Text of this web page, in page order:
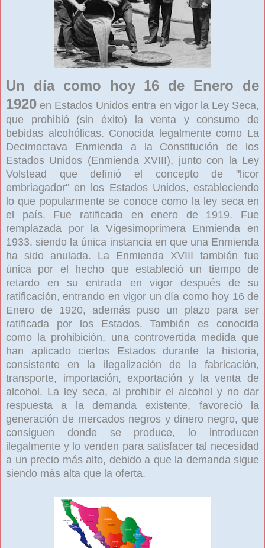
Un día como hoy 16 de Enero de
1920 en Estados Unidos entra en vigor la Ley Seca,
que prohibió (sin éxito) la venta y consumo de
bebidas alcohólicas. Conocida legalmente como La
Decimoctava Enmienda a la Constitución de los
Estados Unidos (Enmienda XVIII), junto con la Ley
Volstead que definió el concepto de "licor
embriagador" en los Estados Unidos, estableciendo
lo que popularmente se conoce como la ley seca en
el país. Fue ratificada en enero de 1919. Fue
remplazada por la Vigesimoprimera Enmienda en
1933, siendo la única instancia en que una Enmienda
ha sido anulada. La Enmienda XVIII también fue
única por el hecho que estableció un tiempo de
retardo en su entrada en vigor después de su
ratificación, entrando en vigor un día como hoy 16 de
Enero de 1920, además puso un plazo para ser
ratificada por los Estados. También es conocida
como la prohibición, una controvertida medida que
han aplicado ciertos Estados durante la historia,
consistente en la ilegalización de la fabricación,
transporte, importación, exportación y la venta de
alcohol. La ley seca, al prohibir el alcohol y no dar
respuesta a la demanda existente, favoreció la
generación de mercados negros y dinero negro, que
consiguen donde se produce, lo introducen
ilegalmente y lo venden para satisfacer tal necesidad
a un precio más alto, debido a que la demanda sigue
siendo más alta que la oferta.